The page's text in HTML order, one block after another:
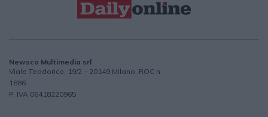
Newsco Multimedia srl
Viale Teodorico, 19/2 – 20149 Milano, ROC n.
1886
P. IVA 06418220965